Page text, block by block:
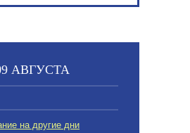
АВГУСТА
на другие дни